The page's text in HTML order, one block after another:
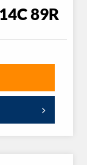
89R